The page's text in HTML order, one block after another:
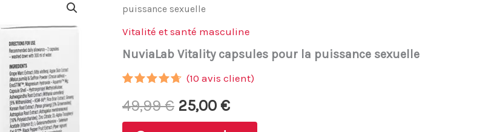
puissance sexuelle
Vitalité et santé masculine
NuviaLab Vitality capsules pour la puissance sexuelle
sur 5
basé
sur
(10 avis client)
49,99€ Le
25,00 €Le